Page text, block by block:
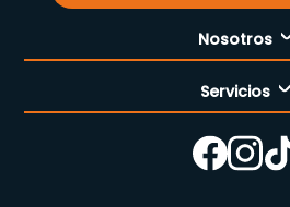
Nosotros
Nuestra
Cómo
Nuestras
Servicios